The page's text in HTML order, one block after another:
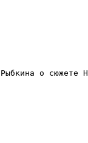
Рыбкина о сюжете